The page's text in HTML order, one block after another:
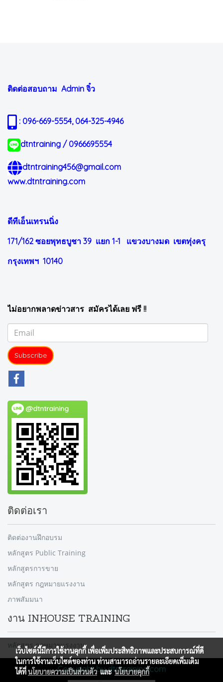
ติดต่อสอบถาม Admin จิ๋ว
: 096-669-5554, 064-325-4946
dtntraining / 0966695554
dtntraining456@gmail.com
www.dtntraining.com
ดีทีเอ็นเทรนนิ่ง
171/162 ซอยพุทธบูชา 39 แยก 1-1 แขวงบางมด เขตทุ่งครุ
กรุงเทพฯ 10140
ไม่อยากพลาดข่าวสาร สมัครได้เลย ฟรี !!
Subscribe
@dtntraining
ติดต่อเรา
ติดต่องานฝึกอบรม
หลักสูตร Public Training
หลักสูตรการขาย
หลักสูตร กฎหมายแรงงาน
ภาพสัมมนา
งาน INHOUSE TRAINING
หลักสูตร กฎหมายแรงงาน
Copyright by dtntraining.com
เว็บไซต์นี้มีการใช้งานคุกกี้ เพื่อเพิ่มประสิทธิภาพและประสบการณ์ที่ดี
ในการใช้งานเว็บไซต์ของท่าน ท่านสามารถอ่านรายละเอียดเพิ่มเติม
ได้ที่นโยบายความเป็นส่วนตัวและนโยบายคุกกี้